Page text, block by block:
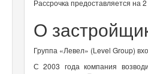
Рассрочка предоставляется на
О
Группа «Левел» (Level Group)
С 2003 года компания